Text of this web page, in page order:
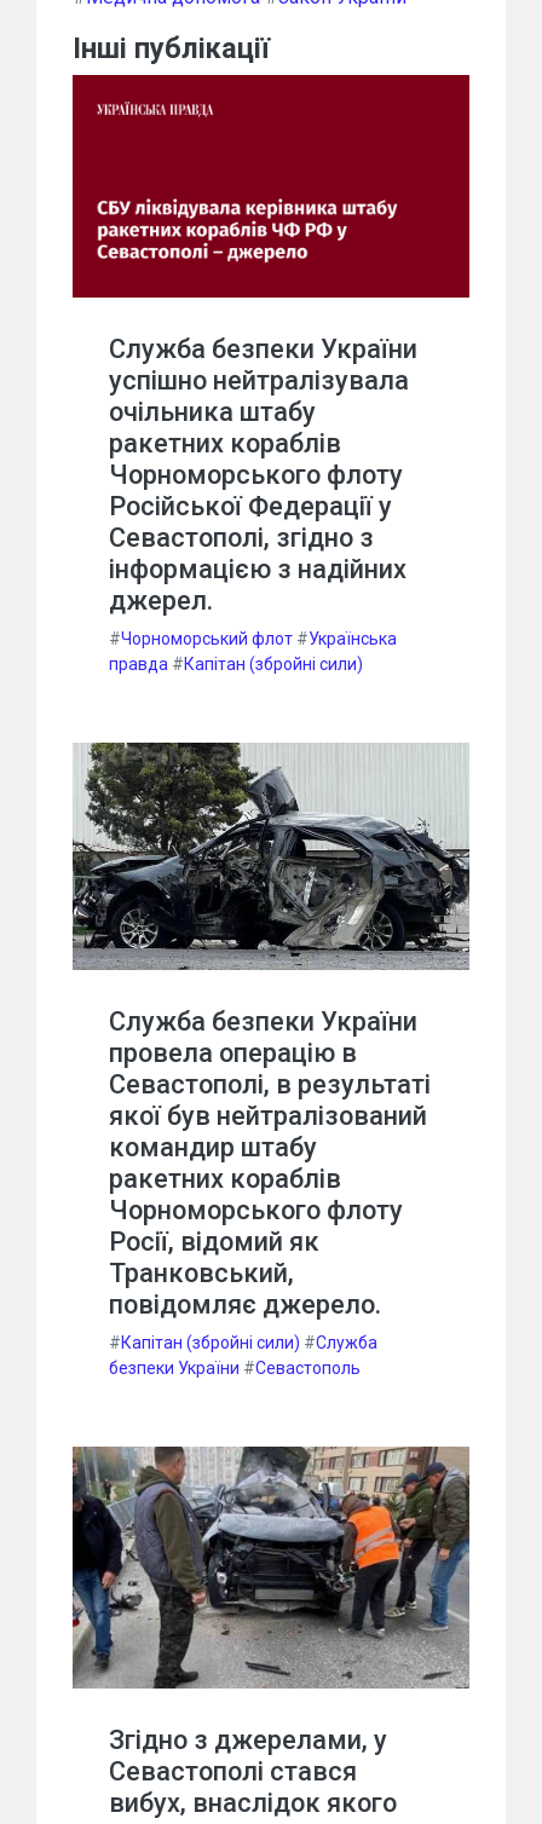
Інші публікації
Служба безпеки України
успішно нейтралізувала
очільника штабу
ракетних кораблів
Чорноморського флоту
Російської Федерації у
Севастополі, згідно з
інформацією з надійних
джерел.
#Чорноморський флот #Українська
правда #Капітан (збройні сили)
Служба безпеки України
провела операцію в
Севастополі, в результаті
якої був нейтралізований
командир штабу
ракетних кораблів
Чорноморського флоту
Росії, відомий як
Транковський,
повідомляє джерело.
#Капітан (збройні сили) #Служба
безпеки України #Севастополь
Згідно з джерелами, у
Севастополі стався
вибух, внаслідок якого